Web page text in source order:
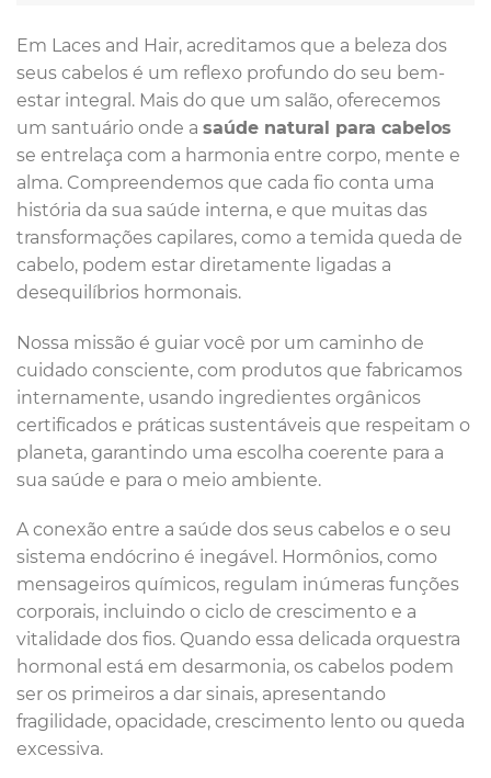
Em Laces and Hair, acreditamos que a beleza dos
seus cabelos é um reflexo profundo do seu bem-
estar integral. Mais do que um salão, oferecemos
um santuário onde a saúde natural para cabelos
se entrelaça com a harmonia entre corpo, mente e
alma. Compreendemos que cada fio conta uma
história da sua saúde interna, e que muitas das
transformações capilares, como a temida queda de
cabelo, podem estar diretamente ligadas a
desequilíbrios hormonais.
Nossa missão é guiar você por um caminho de
cuidado consciente, com produtos que fabricamos
internamente, usando ingredientes orgânicos
certificados e práticas sustentáveis que respeitam o
planeta, garantindo uma escolha coerente para a
sua saúde e para o meio ambiente.
A conexão entre a saúde dos seus cabelos e o seu
sistema endócrino é inegável. Hormônios, como
mensageiros químicos, regulam inúmeras funções
corporais, incluindo o ciclo de crescimento e a
vitalidade dos fios. Quando essa delicada orquestra
hormonal está em desarmonia, os cabelos podem
ser os primeiros a dar sinais, apresentando
fragilidade, opacidade, crescimento lento ou queda
excessiva.